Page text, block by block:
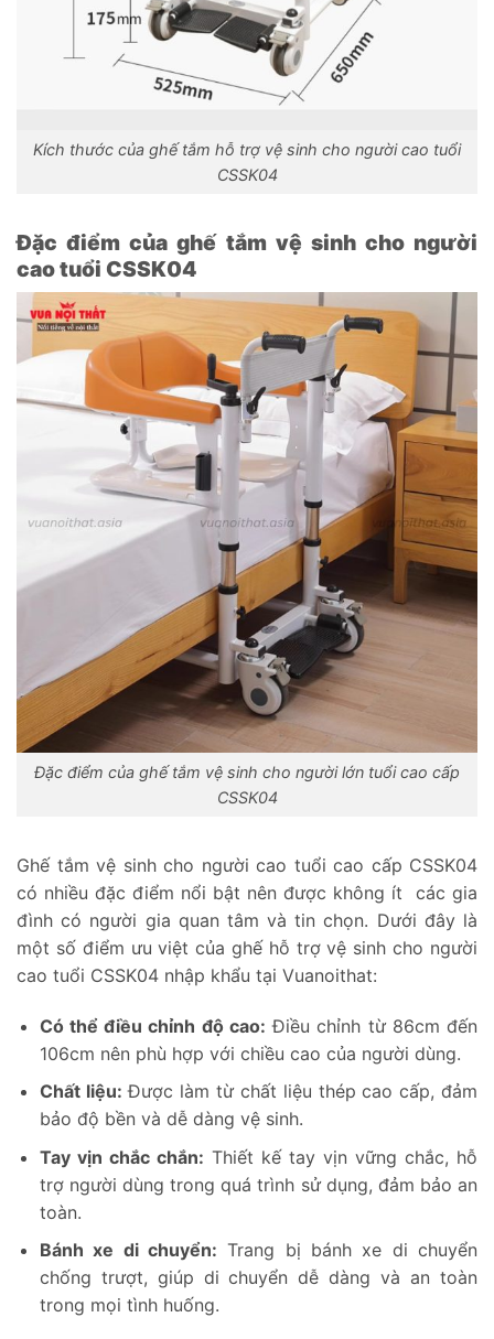
Kích thước của ghế tắm hỗ trợ vệ sinh cho người cao tuổi
CSSK04
Đặc điểm của ghế tắm vệ sinh cho người
cao tuổi CSSK04
Đặc điểm của ghế tắm vệ sinh cho người lớn tuổi cao cấp
CSSK04
Ghế tắm vệ sinh cho người cao tuổi cao cấp CSSK04
có nhiều đặc điểm nổi bật nên được không ít các gia
đình có người gia quan tâm và tin chọn. Dưới đây là
một số điểm ưu việt của ghế hỗ trợ vệ sinh cho người
cao tuổi CSSK04 nhập khẩu tại Vuanoithat:
Có thể điều chỉnh độ cao: Điều chỉnh từ 86cm đến
106cm nên phù hợp với chiều cao của người dùng.
Chất liệu: Được làm từ chất liệu thép cao cấp, đảm
bảo độ bền và dễ dàng vệ sinh.
Tay vịn chắc chắn: Thiết kế tay vịn vững chắc, hỗ
trợ người dùng trong quá trình sử dụng, đảm bảo an
toàn.
Bánh xe di chuyển: Trang bị bánh xe di chuyển
chống trượt, giúp di chuyển dễ dàng và an toàn
trong mọi tình huống.